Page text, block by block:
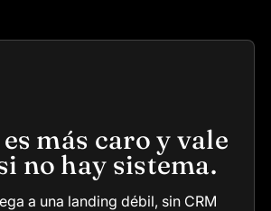
más caro y vale
no hay sistema.
a una landing débil, sin CRM